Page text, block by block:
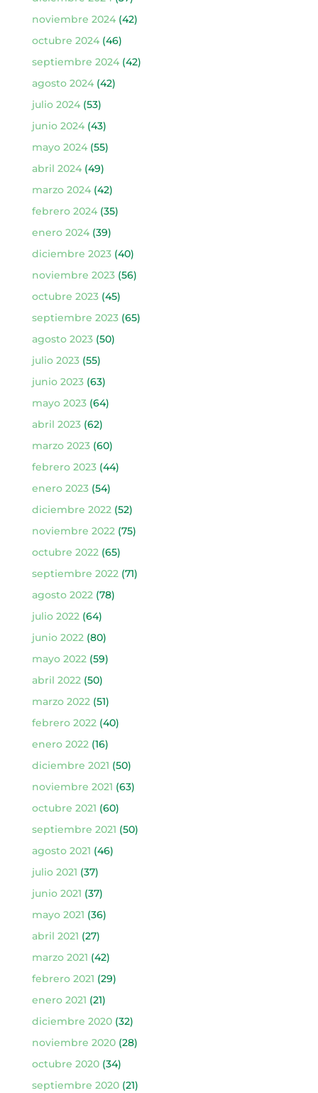
noviembre 2024(42)
octubre 2024(46)
septiembre 2024(42)
agosto 2024(42)
julio 2024(53)
junio 2024(43)
mayo 2024(55)
abril 2024(49)
marzo 2024(42)
febrero 2024(35)
enero 2024(39)
diciembre 2023(40)
noviembre 2023(56)
octubre 2023(45)
septiembre 2023(65)
agosto 2023(50)
julio 2023(55)
junio 2023(63)
mayo 2023(64)
abril 2023(62)
marzo 2023(60)
febrero 2023(44)
enero 2023(54)
diciembre 2022(52)
noviembre 2022(75)
octubre 2022(65)
septiembre 2022(71)
agosto 2022(78)
julio 2022(64)
junio 2022(80)
mayo 2022(59)
abril 2022(50)
marzo 2022(51)
febrero 2022(40)
enero 2022(16)
diciembre 2021 (50)
noviembre 2021 (63)
octubre 2021 (60)
septiembre 2021 (50)
agosto 2021 (46)
julio 2021 (37)
junio 2021 (37)
mayo 2021 (36)
abril 2021 (27)
marzo 2021 (42)
febrero 2021 (29)
enero 2021 (21)
diciembre 2020(32)
noviembre 2020(28)
octubre 2020(34)
septiembre 2020(21)